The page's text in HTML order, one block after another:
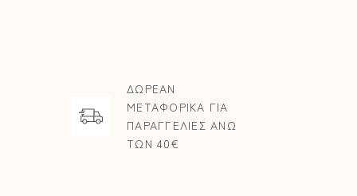
ΔΩΡΕΑΝ
ΜΕΤΑΦΟΡΙΚΑ ΓΙΑ
ΠΑΡΑΓΓΕΛΙΕΣ ΑΝΩ
ΤΩΝ 40€